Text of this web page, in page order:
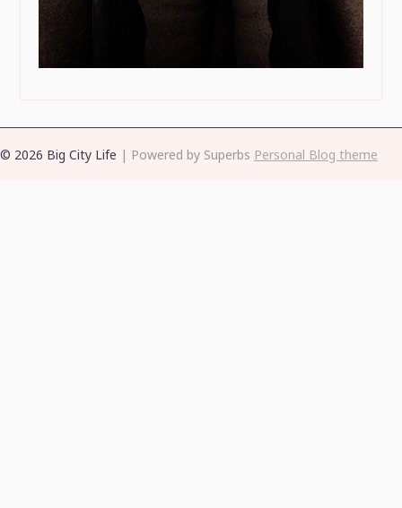
© 2026 Big City Life | Powered by Superbs Personal Blog theme